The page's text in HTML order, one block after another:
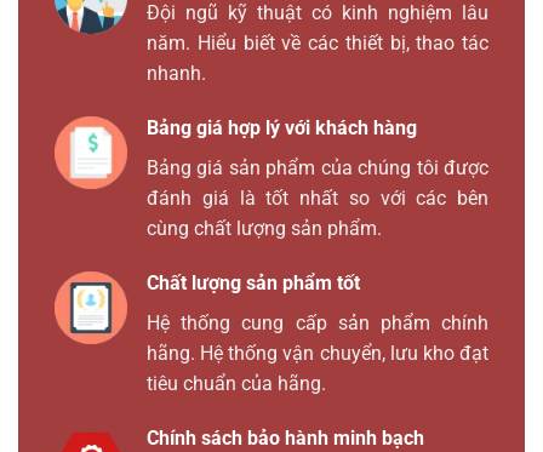
Đội ngũ kỹ thuật có kinh nghiệm lâu
năm. Hiểu biết về các thiết bị, thao tác
nhanh.
Bảng giá hợp lý với khách hàng
Bảng giá sản phẩm của chúng tôi được
đánh giá là tốt nhất so với các bên
cùng chất lượng sản phẩm.
Chất lượng sản phẩm tốt
Hệ thống cung cấp sản phẩm chính
hãng. Hệ thống vận chuyển, lưu kho đạt
tiêu chuẩn của hãng.
Chính sách bảo hành minh bạch